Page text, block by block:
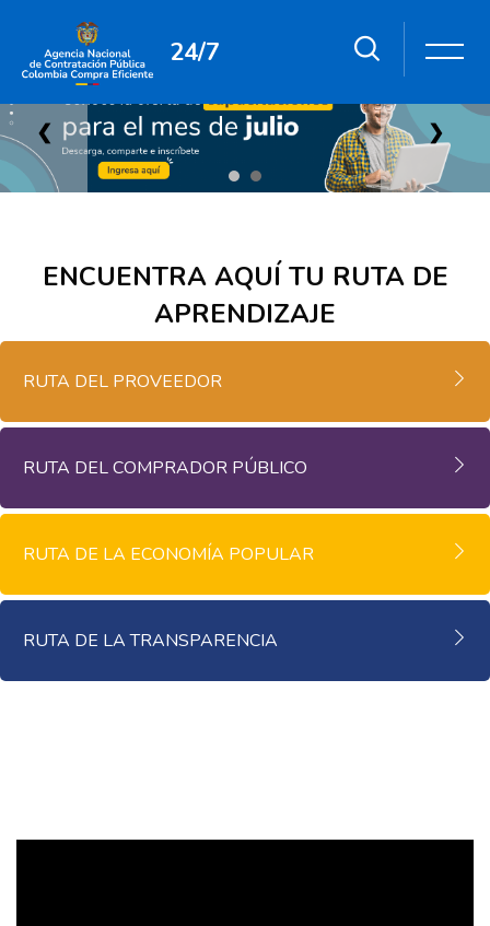
24/7
Salta al contenido principal
Salta [Cocoon] Custom HTML
❮ ❯
Salta [Cocoon] Custom HTML
Salta [Cocoon] Accordion
ENCUENTRA AQUÍ TU RUTA DE
APRENDIZAJE
RUTA DEL PROVEEDOR
RUTA DEL COMPRADOR PÚBLICO
RUTA DE LA ECONOMÍA POPULAR
RUTA DE LA TRANSPARENCIA